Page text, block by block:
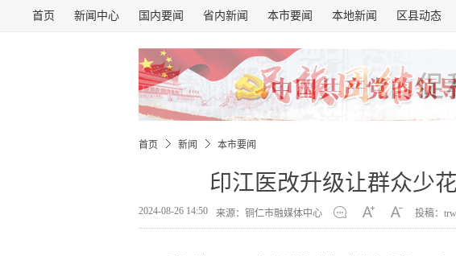
首页 新闻中心 国内要闻 省内新闻 本市要闻 本地新闻 区县动态
首页 新闻 本市要闻
印江医改升级让群众少
2024-08-26 14:50 来源：铜仁市融媒体中心 投稿：